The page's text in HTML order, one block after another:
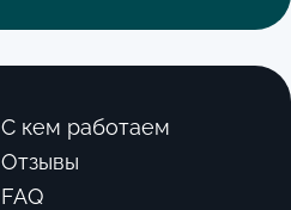
С кем работаем
Отзывы
FAQ